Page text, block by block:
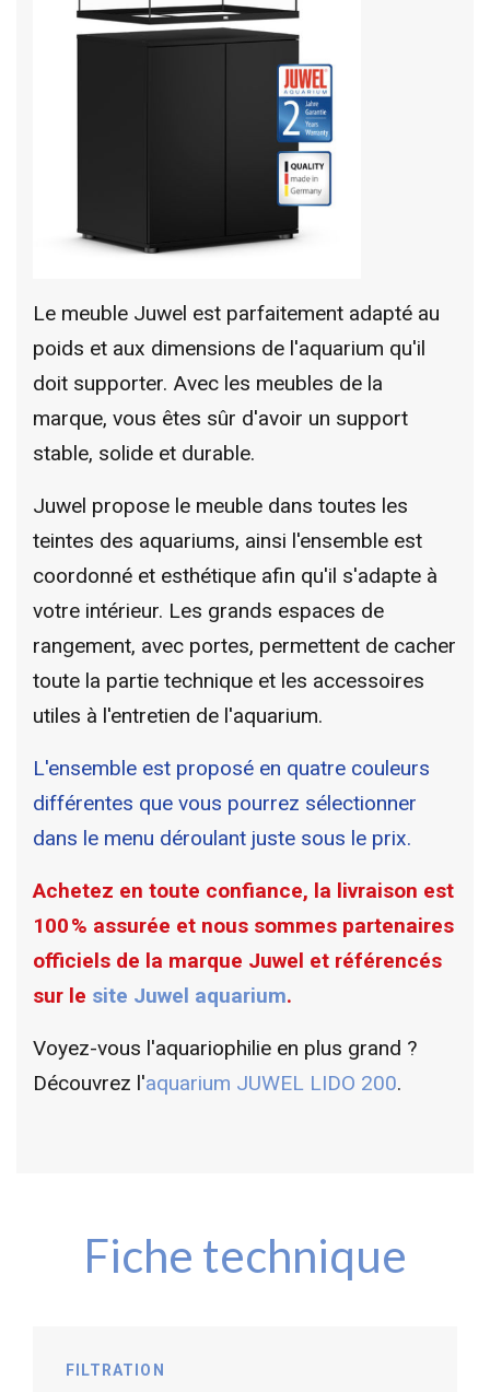
Le meuble Juwel est parfaitement adapté au
poids et aux dimensions de l'aquarium qu'il
doit supporter. Avec les meubles de la
marque, vous êtes sûr d'avoir un support
stable, solide et durable.
Juwel propose le meuble dans toutes les
teintes des aquariums, ainsi l'ensemble est
coordonné et esthétique afin qu'il s'adapte à
votre intérieur. Les grands espaces de
rangement, avec portes, permettent de cacher
toute la partie technique et les accessoires
utiles à l'entretien de l'aquarium.
L'ensemble est proposé en quatre couleurs
différentes que vous pourrez sélectionner
dans le menu déroulant juste sous le prix.
Achetez en toute confiance, la livraison est
100 % assurée et nous sommes partenaires
officiels de la marque Juwel et référencés
sur le site Juwel aquarium.
Voyez-vous l'aquariophilie en plus grand ?
Découvrez l'aquarium JUWEL LIDO 200.
Fiche technique
FILTRATION